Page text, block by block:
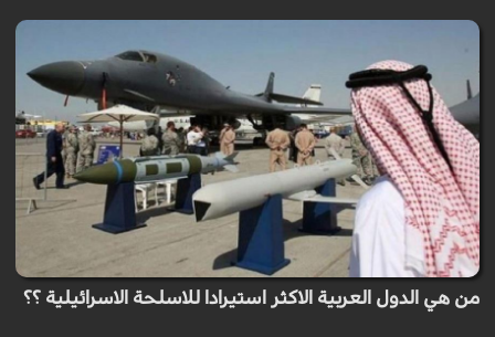
من هي الدول العربية الاكثر استيرادا للاسلحة الاسرائيلية ؟؟